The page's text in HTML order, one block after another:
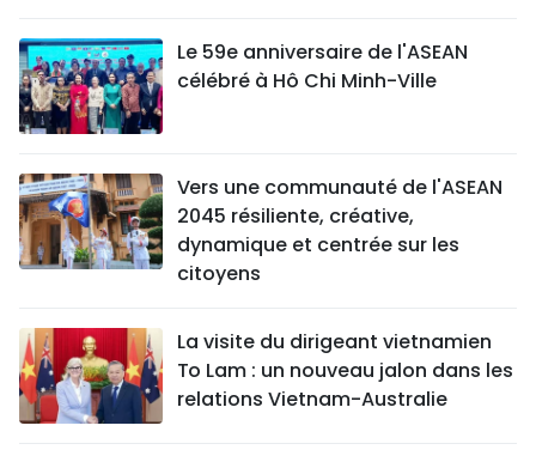
Le 59e anniversaire de l'ASEAN
célébré à Hô Chi Minh-Ville
Vers une communauté de l'ASEAN
2045 résiliente, créative,
dynamique et centrée sur les
citoyens
La visite du dirigeant vietnamien
To Lam : un nouveau jalon dans les
relations Vietnam-Australie